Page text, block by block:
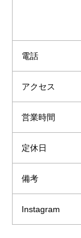
電話
アクセス
営業時間
定休日
備考
Instagram